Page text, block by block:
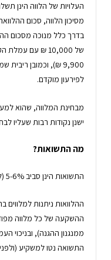
העלויות של הלווה הינן
מסיכון הלווה, סכום
בדרך כלל מנוכה מסכום
9,900 ₪), וכמובן
לפירעון מוקדם.
מבחינת המלווה, שהוא
ישנן נקודות רבות שעליו
מה התשואות?
התשואות הינן סביב 5-6% (לדברי החברות עצמן).
ההשקעה של כל מלווה
ממנגנון ההגנה), ובניכוי
התשואה נטו למשקיע (ולפני מס)